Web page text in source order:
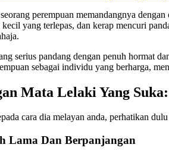
perempuan memandangnya
yang terlepas, dan kerap mencuri
serius pandang dengan penuh hormat
sebagai individu yang berharga,
Mata Lelaki Yang
cara dia melayan anda, perhatikan
Lama Dan Berpanjangan